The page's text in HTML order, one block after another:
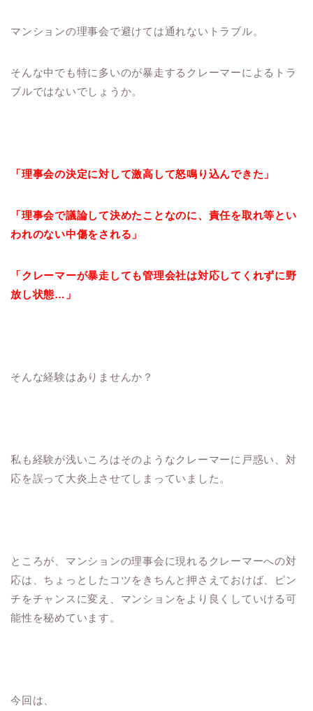
マンションの理事会で避けては通れないトラブル。
そんな中でも特に多いのが暴走するクレーマーによるトラ
ブルではないでしょうか。
「理事会の決定に対して激高して怒鳴り込んできた」
「理事会で議論して決めたことなのに、責任を取れ等とい
われのない中傷をされる」
「クレーマーが暴走しても管理会社は対応してくれずに野
放し状態…」
そんな経験はありませんか？
私も経験が浅いころはそのようなクレーマーに戸惑い、対
応を誤って大炎上させてしまっていました。
ところが、マンションの理事会に現れるクレーマーへの対
応は、ちょっとしたコツをきちんと押さえておけば、ピン
チをチャンスに変え、マンションをより良くしていける可
能性を秘めています。
今回は、